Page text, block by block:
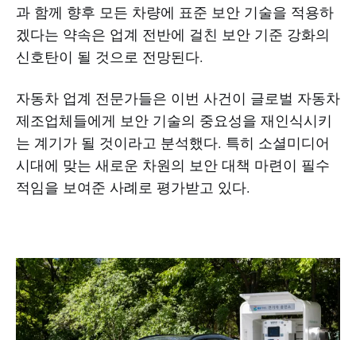
과 함께 향후 모든 차량에 표준 보안 기술을 적용하
겠다는 약속은 업계 전반에 걸친 보안 기준 강화의
신호탄이 될 것으로 전망된다.
자동차 업계 전문가들은 이번 사건이 글로벌 자동차
제조업체들에게 보안 기술의 중요성을 재인식시키
는 계기가 될 것이라고 분석했다. 특히 소셜미디어
시대에 맞는 새로운 차원의 보안 대책 마련이 필수
적임을 보여준 사례로 평가받고 있다.